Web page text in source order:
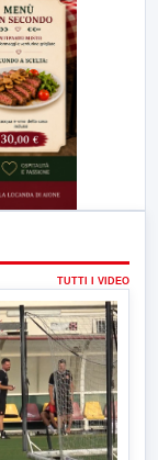
TUTTI I VIDEO